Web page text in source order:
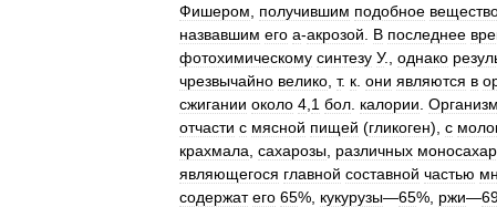
Фишером
получившим подобное
назвавшим его а-акрозой В последнее
фотохимическому синтезу У., однако
чрезвычайно велико т. к они являются в
сжигании около 4 1 бол калории Организм
отчасти с мясной пищей (гликоген), с
крахмала сахарозы различных
являющегося главной составной частью
содержат его 65%, кукурузы—65%, ржи—